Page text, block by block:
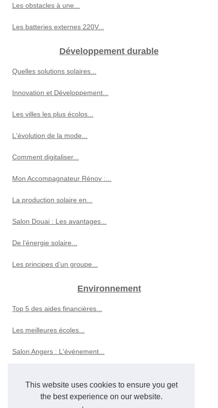
This website uses cookies to ensure you get
the best experience on our website.
Les obstacles à une...
Les batteries externes 220V...
Développement durable
Quelles solutions solaires...
Innovation et Développement...
Les villes les plus écolos...
L'évolution de la mode...
Comment digitaliser...
Mon Accompagnateur Rénov :...
La production solaire en...
Salon Douai : Les avantages...
De l’énergie solaire...
Les principes d’un groupe...
Environnement
Top 5 des aides financières...
Les meilleures écoles...
Salon Angers : L'événement...
Les secrets du contre galop...